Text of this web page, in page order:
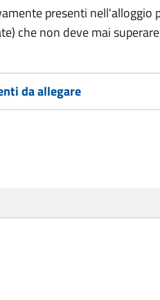
presenti nell'alloggio
che non deve mai
da allegare